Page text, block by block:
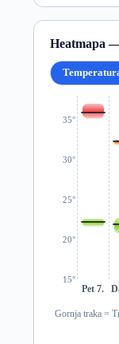
Heatmapa
15°
20°
25°
30°
35°
Pet 7.
Gornja traka =